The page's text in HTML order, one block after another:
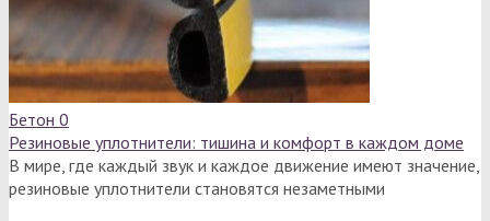
Бетон 0
Резиновые уплотнители: тишина и комфорт в каждом доме
В мире, где каждый звук и каждое движение имеют значение,
резиновые уплотнители становятся незаметными